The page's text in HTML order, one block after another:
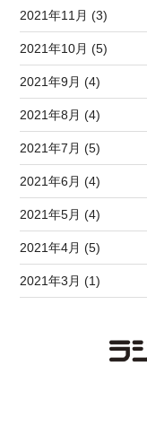
2021年11月 (3)
2021年10月 (5)
2021年9月 (4)
2021年8月 (4)
2021年7月 (5)
2021年6月 (4)
2021年5月 (4)
2021年4月 (5)
2021年3月 (1)